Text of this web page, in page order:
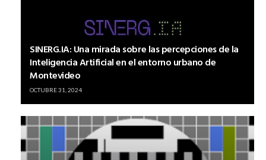
SINERG.IA: Una mirada sobre las percepciones de la
Inteligencia Artificial en el entorno urbano de
Montevideo
OCTUBRE 31, 2024